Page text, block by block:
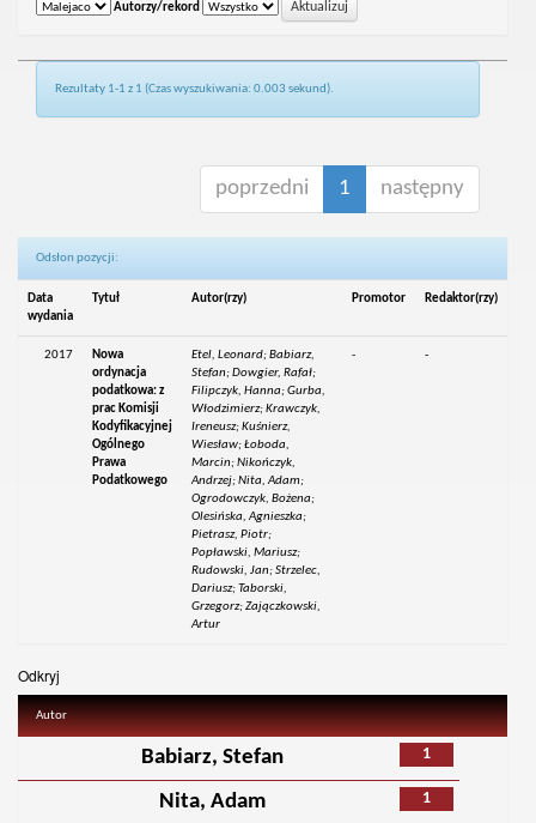
Autorzy/rekord
Rezultaty 1-1 z 1 (Czas wyszukiwania: 0.003 sekund).
poprzedni 1 następny
Odsłon pozycji:
Data
wydania
Tytuł Autor(rzy) Promotor Redaktor(rzy)
2017
Nowa
ordynacja
podatkowa: z
prac Komisji
Kodyfikacyjnej
Ogólnego
Prawa
Podatkowego
Etel, Leonard; Babiarz,
Stefan; Dowgier, Rafał;
Filipczyk, Hanna; Gurba,
Włodzimierz; Krawczyk,
Ireneusz; Kuśnierz,
Wiesław; Łoboda,
Marcin; Nikończyk,
Andrzej; Nita, Adam;
Ogrodowczyk, Bożena;
Olesińska, Agnieszka;
Pietrasz, Piotr;
Popławski, Mariusz;
Rudowski, Jan; Strzelec,
Dariusz; Taborski,
Grzegorz; Zajączkowski,
Artur
- -
Odkryj
Autor
1
Babiarz, Stefan
1
Nita, Adam